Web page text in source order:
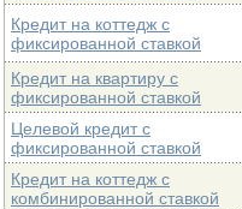
Кредит на коттедж с
фиксированной ставкой
Кредит на квартиру с
фиксированной ставкой
Целевой кредит с
фиксированной ставкой
Кредит на коттедж с
комбинированной ставкой